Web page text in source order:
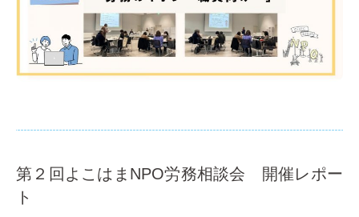
第２回よこはまNPO労務相談会 開催レポー
ト